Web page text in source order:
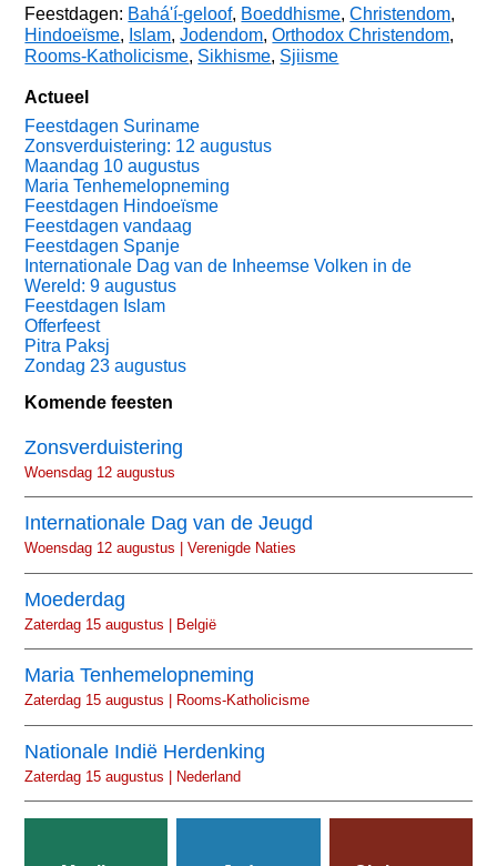
Feestdagen: Bahá'í-geloof, Boeddhisme,Christendom,
Hindoeïsme, Islam,Jodendom,Orthodox Christendom,
Rooms-Katholicisme, Sikhisme, Sjiisme
Actueel
Feestdagen Suriname
Zonsverduistering: 12 augustus
Maandag 10 augustus
Maria Tenhemelopneming
Feestdagen Hindoeïsme
Feestdagen vandaag
Feestdagen Spanje
Internationale Dag van de Inheemse Volken in de
Wereld: 9 augustus
Feestdagen Islam
Offerfeest
Pitra Paksj
Zondag 23 augustus
Komende feesten
Zonsverduistering
Woensdag 12 augustus
Internationale Dag van de Jeugd
Woensdag 12 augustus | Verenigde Naties
Moederdag
Zaterdag 15 augustus | België
Maria Tenhemelopneming
Zaterdag 15 augustus | Rooms-Katholicisme
Nationale Indië Herdenking
Zaterdag 15 augustus | Nederland